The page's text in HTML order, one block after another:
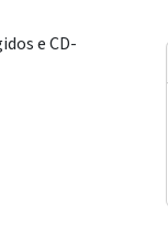
e CD-